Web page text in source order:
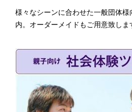
様々なシーンに合わせた一般団体
内。オーダーメイドもご用意致しま